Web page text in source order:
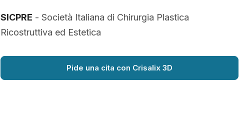
SICPRE - Società Italiana di Chirurgia Plastica
Ricostruttiva ed Estetica
Pide una cita con Crisalix 3D